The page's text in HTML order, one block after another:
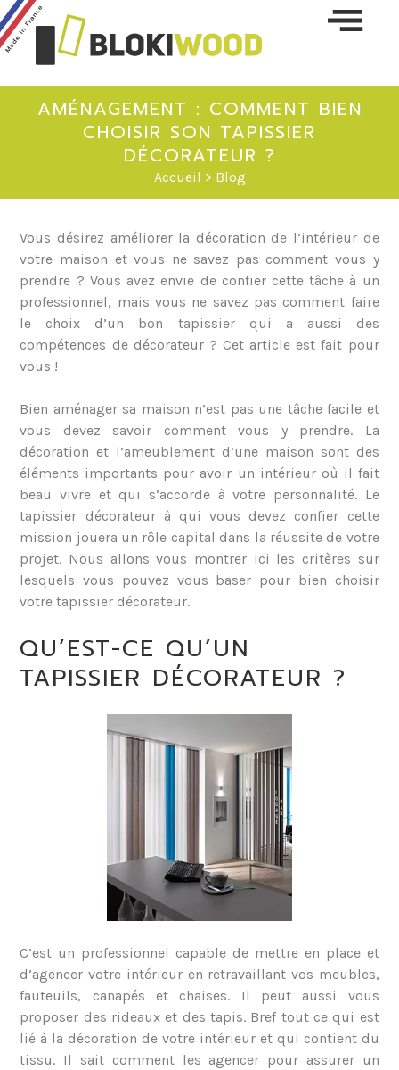
AMÉNAGEMENT : COMMENT BIEN
CHOISIR SON TAPISSIER
DÉCORATEUR ?
Accueil > Blog
Vous désirez améliorer la décoration de l’intérieur de
votre maison et vous ne savez pas comment vous y
prendre ? Vous avez envie de confier cette tâche à un
professionnel, mais vous ne savez pas comment faire
le choix d’un bon tapissier qui a aussi des
compétences de décorateur ? Cet article est fait pour
vous !
Bien aménager sa maison n’est pas une tâche facile et
vous devez savoir comment vous y prendre. La
décoration et l’ameublement d’une maison sont des
éléments importants pour avoir un intérieur où il fait
beau vivre et qui s’accorde à votre personnalité. Le
tapissier décorateur à qui vous devez confier cette
mission jouera un rôle capital dans la réussite de votre
projet. Nous allons vous montrer ici les critères sur
lesquels vous pouvez vous baser pour bien choisir
votre tapissier décorateur.
QU’EST-CE QU’UN
TAPISSIER DÉCORATEUR ?
C’est un professionnel capable de mettre en place et
d’agencer votre intérieur en retravaillant vos meubles,
fauteuils, canapés et chaises. Il peut aussi vous
proposer des rideaux et des tapis. Bref tout ce qui est
lié à la décoration de votre intérieur et qui contient du
tissu. Il sait comment les agencer pour assurer un